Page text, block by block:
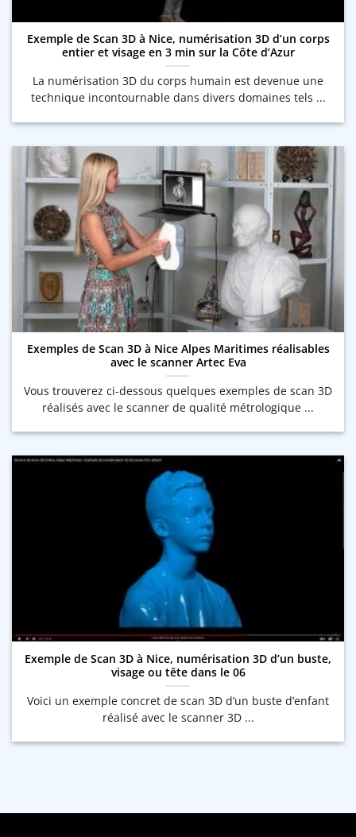
Exemple de Scan 3D à Nice, numérisation 3D d’un corps
entier et visage en 3 min sur la Côte d’Azur
La numérisation 3D du corps humain est devenue une
technique incontournable dans divers domaines tels ...
Exemples de Scan 3D à Nice Alpes Maritimes réalisables
avec le scanner Artec Eva
Vous trouverez ci-dessous quelques exemples de scan 3D
réalisés avec le scanner de qualité métrologique ...
Exemple de Scan 3D à Nice, numérisation 3D d’un buste,
visage ou tête dans le 06
Voici un exemple concret de scan 3D d’un buste d’enfant
réalisé avec le scanner 3D ...